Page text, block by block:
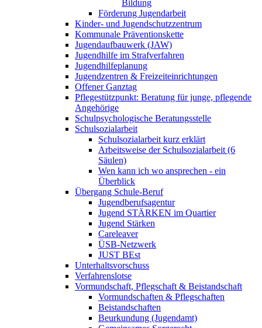
Bildung
Förderung Jugendarbeit
Kinder- und Jugendschutzzentrum
Kommunale Präventionskette
Jugendaufbauwerk (JAW)
Jugendhilfe im Strafverfahren
Jugendhilfeplanung
Jugendzentren & Freizeiteinrichtungen
Offener Ganztag
Pflegestützpunkt: Beratung für junge, pflegende
Angehörige
Schulpsychologische Beratungsstelle
Schulsozialarbeit
Schulsozialarbeit kurz erklärt
Arbeitsweise der Schulsozialarbeit (6
Säulen)
Wen kann ich wo ansprechen - ein
Überblick
Übergang Schule-Beruf
Jugendberufsagentur
Jugend STÄRKEN im Quartier
Jugend Stärken
Careleaver
ÜSB-Netzwerk
JUST BEst
Unterhaltsvorschuss
Verfahrenslotse
Vormundschaft, Pflegschaft & Beistandschaft
Vormundschaften & Pflegschaften
Beistandschaften
Beurkundung (Jugendamt)